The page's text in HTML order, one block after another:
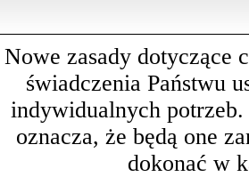
Nowe zasady dotyczące
świadczenia Państwu
indywidualnych
oznacza, że będą one
dokonać w